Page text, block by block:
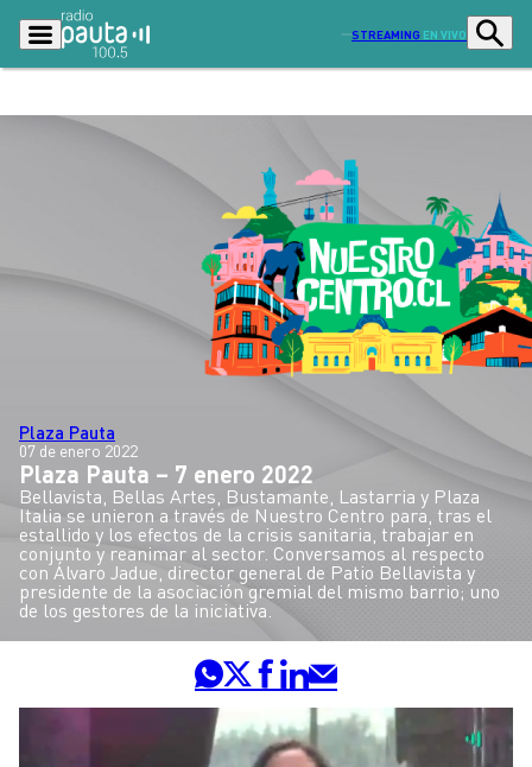
STREAMING EN VIVO
Actualidad
Economía
Radio en vivo Sostenibilidad
Deportes
Dato en Pauta Señal 2
Contenido Patrocinado
Plaza Pauta
07 de enero 2022
Plaza Pauta – 7 enero 2022
Bellavista, Bellas Artes, Bustamante, Lastarria y Plaza
Italia se unieron a través de Nuestro Centro para, tras el
estallido y los efectos de la crisis sanitaria, trabajar en
conjunto y reanimar al sector. Conversamos al respecto
con Álvaro Jadue, director general de Patio Bellavista y
presidente de la asociación gremial del mismo barrio; uno
de los gestores de la iniciativa.